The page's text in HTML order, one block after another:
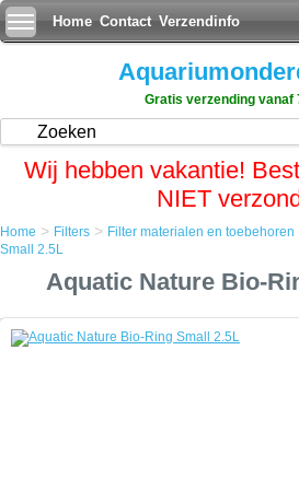
Home Contact Verzendinfo
Gratis verzending vanaf
Wij hebben vakantie!
NIET
Home
Filter materialen en toebehoren
Aquatic Nature Bio-Ring Small 2.5L
Een goede filtratie is benodigd voor het
Home > Filters > Filter materialen en toebehoren
Small 2.5L
Aquatic Nature Bio-